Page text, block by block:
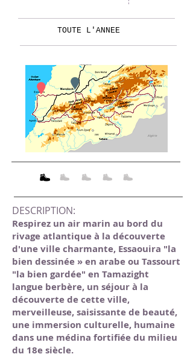
TOUTE L'ANNEE
DESCRIPTION:
Respirez un air marin au bord du
rivage atlantique à la découverte
d'une ville charmante, Essaouira "la
bien dessinée » en arabe ou Tassourt
"la bien gardée" en Tamazight
langue berbère, un séjour à la
découverte de cette ville,
merveilleuse, saisissante de beauté,
une immersion culturelle, humaine
dans une médina fortifiée du milieu
du 18e siècle.